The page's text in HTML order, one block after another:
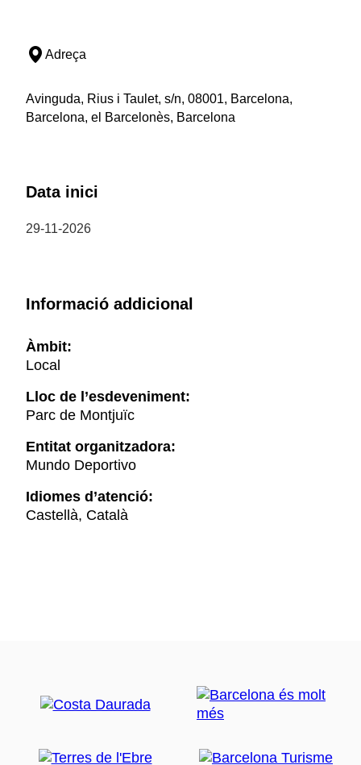
Adreça
Avinguda, Rius i Taulet, s/n, 08001, Barcelona,
Barcelona, el Barcelonès, Barcelona
Data inici
29-11-2026
Informació addicional
Àmbit:
Local
Lloc de l’esdeveniment:
Parc de Montjuïc
Entitat organitzadora:
Mundo Deportivo
Idiomes d’atenció:
Castellà, Català